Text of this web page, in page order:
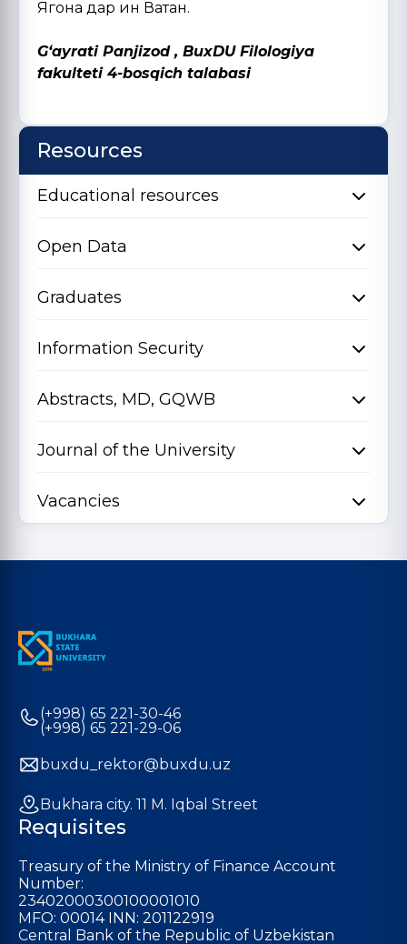
Ягона дар ин Ватан.
Gʻayrati Panjizod , BuxDU Filologiya
fakulteti 4-bosqich talabasi
Resources
Educational resources
Open Data
Graduates
Information Security
Abstracts, MD, GQWB
Journal of the University
Vacancies
(+998) 65 221-30-46
(+998) 65 221-29-06
buxdu_rektor@buxdu.uz
Bukhara city. 11 M. Iqbal Street
Requisites
Treasury of the Ministry of Finance Account
Number:
23402000300100001010
MFO: 00014 INN: 201122919
Central Bank of the Republic of Uzbekistan